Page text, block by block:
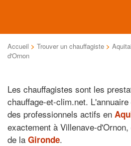
Accueil > Trouver un chauffagiste >
d'Ornon
Les chauffagistes sont les
chauffage-et-clim.net.
des professionnels actifs en
exactement à Villenave-
de la Gironde.